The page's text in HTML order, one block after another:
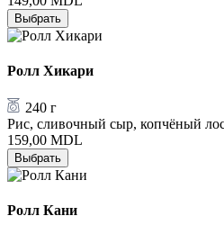
Выбрать
Ролл Хикари
240 г
Рис, сливочный сыр, копчёный
159,00 MDL
Выбрать
Ролл Кани